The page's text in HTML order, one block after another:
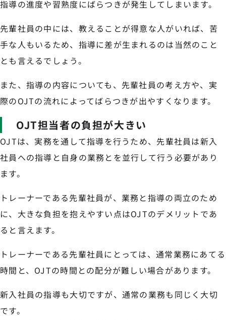
指導の進度や習熟度にばらつきが発生してしまいます。
先輩社員の中には、教えることが得意な人がいれば、苦
手な人もいるため、指導に差が生まれるのは当然のこと
とも言えるでしょう。
また、指導の内容についても、先輩社員の考え方や、実
際のOJTの流れによってばらつきが出やすくなります。
OJT担当者の負担が大きい
OJTは、実務を通して指導を行うため、先輩社員は新入
社員への指導と自身の業務とを並行して行う必要があり
ます。
トレーナーである先輩社員が、業務と指導の両立のため
に、大きな負担を抱えやすい点はOJTのデメリットであ
ると言えます。
トレーナーである先輩社員にとっては、通常業務にあてる
時間と、OJTの時間との配分が難しい場合があります。
新入社員の指導も大切ですが、通常の業務も同じく大切
です。